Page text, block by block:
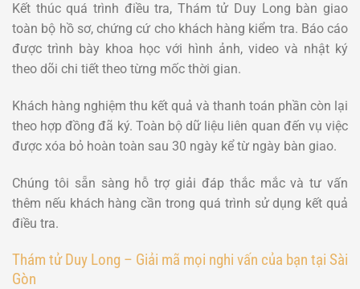
Kết thúc quá trình điều tra, Thám tử Duy Long bàn giao
toàn bộ hồ sơ, chứng cứ cho khách hàng kiểm tra. Báo cáo
được trình bày khoa học với hình ảnh, video và nhật ký
theo dõi chi tiết theo từng mốc thời gian.
Khách hàng nghiệm thu kết quả và thanh toán phần còn lại
theo hợp đồng đã ký. Toàn bộ dữ liệu liên quan đến vụ việc
được xóa bỏ hoàn toàn sau 30 ngày kể từ ngày bàn giao.
Chúng tôi sẵn sàng hỗ trợ giải đáp thắc mắc và tư vấn
thêm nếu khách hàng cần trong quá trình sử dụng kết quả
điều tra.
Thám tử Duy Long – Giải mã mọi nghi vấn của bạn tại Sài
Gòn